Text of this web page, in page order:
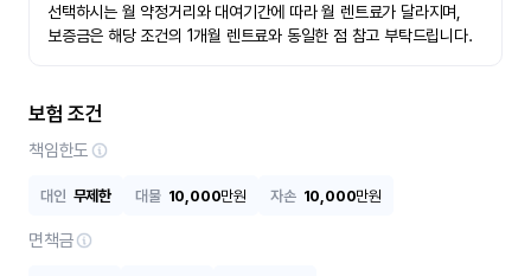
선택하시는 월 약정거리와 대여기간에 따라 월 렌트료가 달라지며,
보증금은 해당 조건의 1개월 렌트료와 동일한 점 참고 부탁드립니다.
보험 조건
책임한도
대인 무제한 대물 10,000만원 자손 10,000만원
면책금